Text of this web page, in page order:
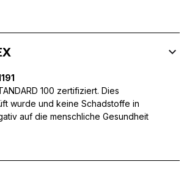
100 zertifiziert. Dies
wurde und keine Schadstoffe in
auf die menschliche Gesundheit
zu analysieren. Außerdem geben wir
soziale Medien, Werbung und Analysen
die Sie ihnen bereitgestellt haben